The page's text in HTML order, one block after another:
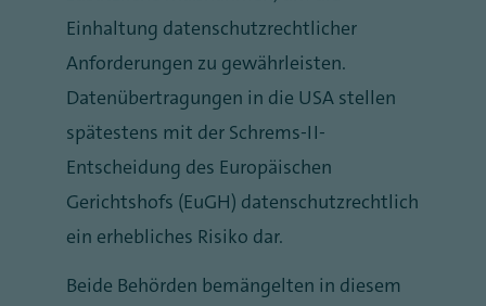
Einhaltung datenschutzrechtlicher
Anforderungen zu gewährleisten.
Datenübertragungen in die USA stellen
spätestens mit der Schrems-II-
Entscheidung des Europäischen
Gerichtshofs (EuGH) datenschutzrechtlich
ein erhebliches Risiko dar.
Beide Behörden bemängelten in diesem